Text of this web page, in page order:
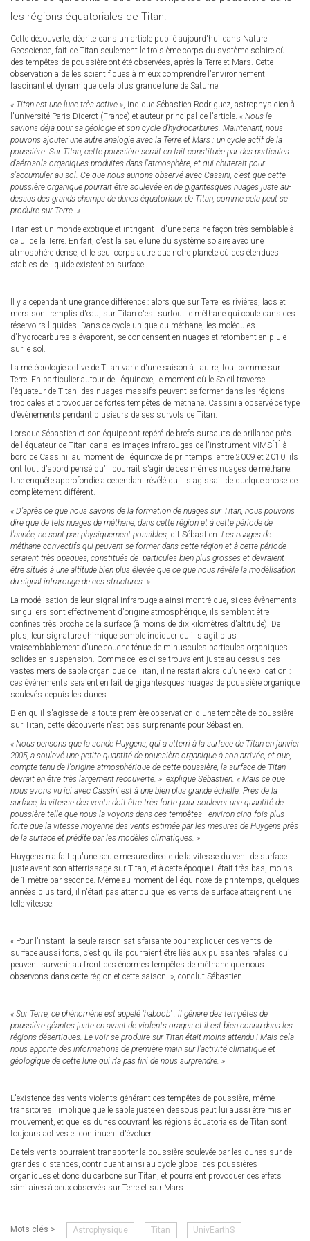
les régions équatoriales de Titan.
Cette découverte, décrite dans un article publié aujourd'hui dans Nature
Geoscience, fait de Titan seulement le troisième corps du système solaire où
des tempêtes de poussière ont été observées, après la Terre et Mars. Cette
observation aide les scientifiques à mieux comprendre l'environnement
fascinant et dynamique de la plus grande lune de Saturne.
« Titan est une lune très active », indique Sébastien Rodriguez, astrophysicien à
l'université Paris Diderot (France) et auteur principal de l'article. « Nous le
savions déjà pour sa géologie et son cycle d'hydrocarbures. Maintenant, nous
pouvons ajouter une autre analogie avec la Terre et Mars : un cycle actif de la
poussière. Sur Titan, cette poussière serait en fait constituée par des particules
d'aérosols organiques produites dans l'atmosphère, et qui chuterait pour
s'accumuler au sol. Ce que nous aurions observé avec Cassini, c'est que cette
poussière organique pourrait être soulevée en de gigantesques nuages juste au-
dessus des grands champs de dunes équatoriaux de Titan, comme cela peut se
produire sur Terre. »
Titan est un monde exotique et intrigant - d'une certaine façon très semblable à
celui de la Terre. En fait, c'est la seule lune du système solaire avec une
atmosphère dense, et le seul corps autre que notre planète où des étendues
stables de liquide existent en surface.
Il y a cependant une grande différence : alors que sur Terre les rivières, lacs et
mers sont remplis d'eau, sur Titan c'est surtout le méthane qui coule dans ces
réservoirs liquides. Dans ce cycle unique du méthane, les molécules
d'hydrocarbures s'évaporent, se condensent en nuages et retombent en pluie
sur le sol.
La météorologie active de Titan varie d'une saison à l'autre, tout comme sur
Terre. En particulier autour de l'équinoxe, le moment où le Soleil traverse
l'équateur de Titan, des nuages massifs peuvent se former dans les régions
tropicales et provoquer de fortes tempêtes de méthane. Cassini a observé ce type
d'évènements pendant plusieurs de ses survols de Titan.
Lorsque Sébastien et son équipe ont repéré de brefs sursauts de brillance près
de l'équateur de Titan dans les images infrarouges de l'instrument VIMS[1] à
bord de Cassini, au moment de l'équinoxe de printemps entre 2009 et 2010, ils
ont tout d'abord pensé qu'il pourrait s'agir de ces mêmes nuages de méthane.
Une enquête approfondie a cependant révélé qu'il s'agissait de quelque chose de
complètement différent.
« D'après ce que nous savons de la formation de nuages sur Titan, nous pouvons
dire que de tels nuages de méthane, dans cette région et à cette période de
l'année, ne sont pas physiquement possibles, dit Sébastien. Les nuages de
méthane convectifs qui peuvent se former dans cette région et à cette période
seraient très opaques, constitués de particules bien plus grosses et devraient
être situés à une altitude bien plus élevée que ce que nous révèle la modélisation
du signal infrarouge de ces structures. »
La modélisation de leur signal infrarouge a ainsi montré que, si ces évènements
singuliers sont effectivement d'origine atmosphérique, ils semblent être
confinés très proche de la surface (à moins de dix kilomètres d'altitude). De
plus, leur signature chimique semble indiquer qu'il s'agit plus
vraisemblablement d'une couche ténue de minuscules particules organiques
solides en suspension. Comme celles-ci se trouvaient juste au-dessus des
vastes mers de sable organique de Titan, il ne restait alors qu’une explication :
ces évènements seraient en fait de gigantesques nuages de poussière organique
soulevés depuis les dunes.
Bien qu'il s'agisse de la toute première observation d'une tempête de poussière
sur Titan, cette découverte n'est pas surprenante pour Sébastien.
« Nous pensons que la sonde Huygens, qui a atterri à la surface de Titan en janvier
2005, a soulevé une petite quantité de poussière organique à son arrivée, et que,
compte tenu de l'origine atmosphérique de cette poussière, la surface de Titan
devrait en être très largement recouverte. » explique Sébastien. « Mais ce que
nous avons vu ici avec Cassini est à une bien plus grande échelle. Près de la
surface, la vitesse des vents doit être très forte pour soulever une quantité de
poussière telle que nous la voyons dans ces tempêtes - environ cinq fois plus
forte que la vitesse moyenne des vents estimée par les mesures de Huygens près
de la surface et prédite par les modèles climatiques. »
Huygens n'a fait qu'une seule mesure directe de la vitesse du vent de surface
juste avant son atterrissage sur Titan, et à cette époque il était très bas, moins
de 1 mètre par seconde. Même au moment de l'équinoxe de printemps, quelques
années plus tard, il n'était pas attendu que les vents de surface atteignent une
telle vitesse.
« Pour l'instant, la seule raison satisfaisante pour expliquer des vents de
surface aussi forts, c’est qu'ils pourraient être liés aux puissantes rafales qui
peuvent survenir au front des énormes tempêtes de méthane que nous
observons dans cette région et cette saison. », conclut Sébastien.
« Sur Terre, ce phénomène est appelé 'haboob' : il génère des tempêtes de
poussière géantes juste en avant de violents orages et il est bien connu dans les
régions désertiques. Le voir se produire sur Titan était moins attendu ! Mais cela
nous apporte des informations de première main sur l'activité climatique et
géologique de cette lune qui n'a pas fini de nous surprendre. »
L'existence des vents violents générant ces tempêtes de poussière, même
transitoires, implique que le sable juste en dessous peut lui aussi être mis en
mouvement, et que les dunes couvrant les régions équatoriales de Titan sont
toujours actives et continuent d'évoluer.
De tels vents pourraient transporter la poussière soulevée par les dunes sur de
grandes distances, contribuant ainsi au cycle global des poussières
organiques et donc du carbone sur Titan, et pourraient provoquer des effets
similaires à ceux observés sur Terre et sur Mars.
Mots clés > Astrophysique Titan UnivEarthS